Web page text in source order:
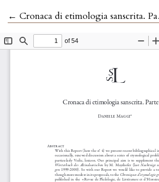
← Ritorna ai dettagli dell'articolo
Cronaca di etimologia sanscrita. Parte IV